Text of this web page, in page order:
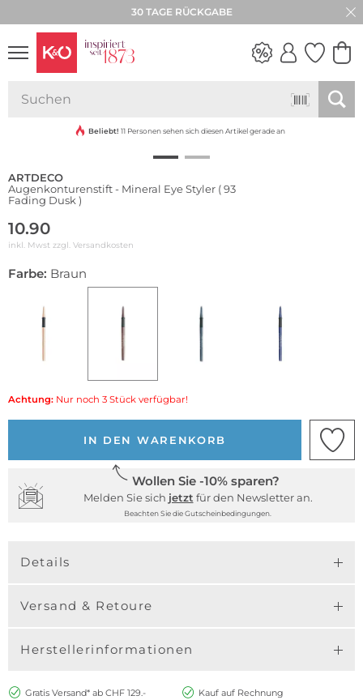
30 TAGE RÜCKGABE
VIBES
Beliebt! 11 Personen sehen sich diesen Artikel gerade an
ARTDECO
Augenkonturenstift - Mineral Eye Styler ( 93
Fading Dusk )
10.90
inkl. Mwst zzgl. Versandkosten
Farbe: Braun
Achtung: Nur noch 3 Stück verfügbar!
IN DEN WARENKORB
Wollen Sie -10% sparen?
Melden Sie sich jetzt für den Newsletter an.
Beachten Sie die Gutscheinbedingungen.
Details
Versand & Retoure
Herstellerinformationen
Gratis Versand* ab CHF 129.-
Kauf auf Rechnung